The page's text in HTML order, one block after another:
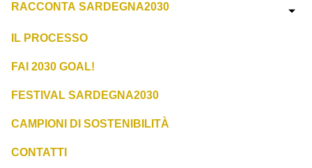
RACCONTA SARDEGNA2030
IL PROCESSO
FAI 2030 GOAL!
FESTIVAL SARDEGNA2030
CAMPIONI DI SOSTENIBILITÀ
CONTATTI